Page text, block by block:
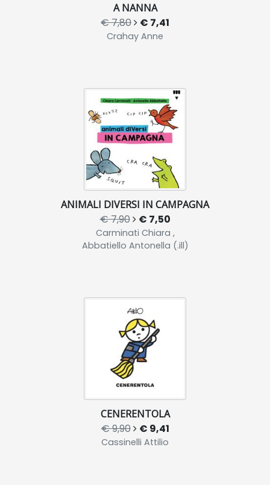
A NANNA
€ 7,80 € 7,41
Crahay Anne
ANIMALI DIVERSI IN CAMPAGNA
€ 7,90 € 7,50
Carminati Chiara ,
Abbatiello Antonella (.ill)
CENERENTOLA
€ 9,90 € 9,41
Cassinelli Attilio